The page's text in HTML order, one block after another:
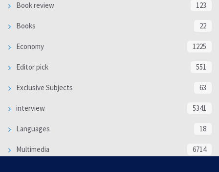
Book review 123
Books 22
Economy 1225
Editor pick 551
Exclusive Subjects 63
interview 5341
Languages 18
Multimedia 6714